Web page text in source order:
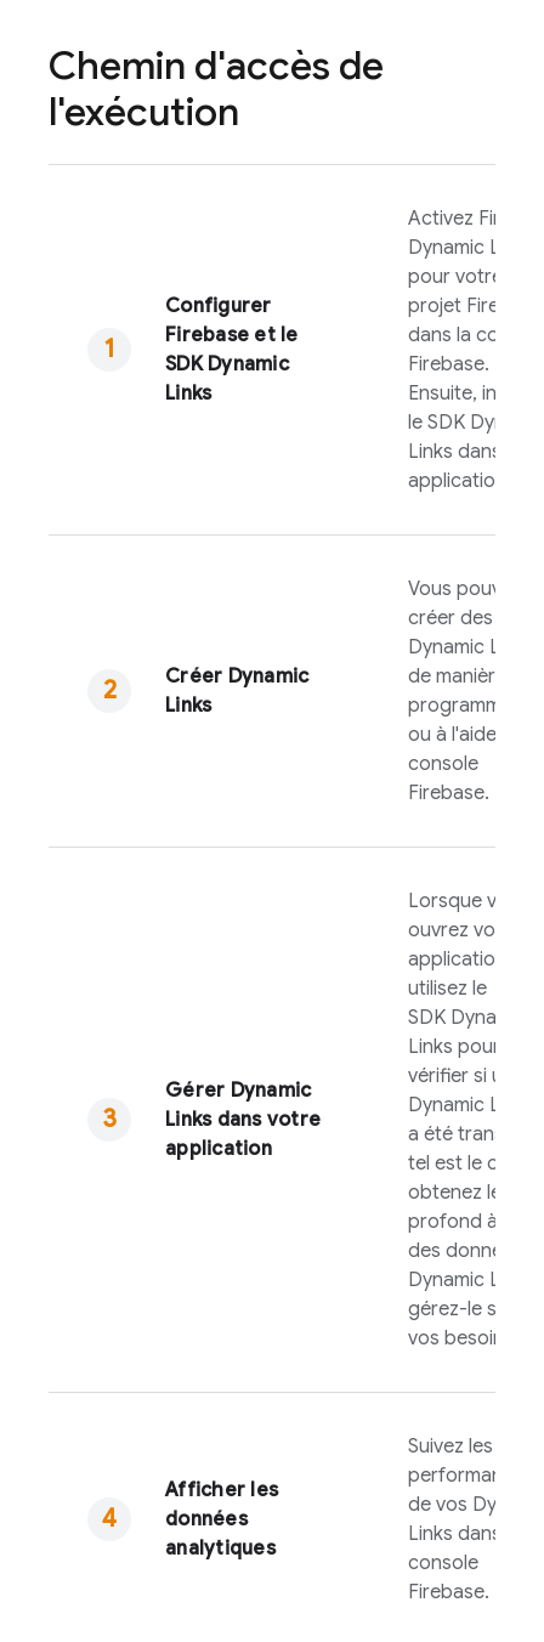
Chemin d'accès de
l'exécution
Configurer
Firebase et le
SDK Dynamic
Links
Activez
Dynamic Links
pour votre
projet Firebase
dans la
Firebase.
Ensuite, incluez
le SDK
Links dans
application.
Créer Dynamic
Links
Vous pouvez
créer des
Dynamic Links
de manière
ou à l'aide de la
console
Firebase.
Gérer Dynamic
Linksdans votre
application
Lorsque vous
ouvrez votre
application,
utilisez le
SDK Dynamic
Links pour
vérifier si un
Dynamic Link
a été transmis.
tel est le cas,
obtenez le lien
profond à
des données
Dynamic Link
gérez-le selon
vos besoins.
Afficher les
données
analytiques
Suivez les
performances
de vos
Links dans la
console
Firebase.